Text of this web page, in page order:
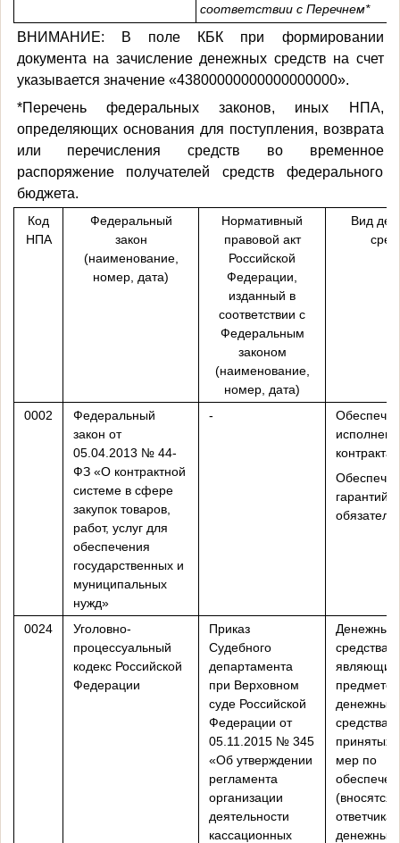
соответствии с Перечнем*
ВНИМАНИЕ: В поле КБК при формировании
документа на зачисление денежных средств на счет
указывается значение «43800000000000000000».
*Перечень федеральных законов, иных НПА,
определяющих основания для поступления, возврата
или перечисления средств во временное
распоряжение получателей средств федерального
бюджета.
Код
НПА
Федеральный
закон
(наименование,
номер, дата)
Нормативный
правовой акт
Российской
Федерации,
изданный в
соответствии с
Федеральным
законом
(наименование,
номер, дата)
Вид
0002
Федеральный
закон от
05.04.2013 № 44-
ФЗ «О контрактной
системе в сфере
закупок товаров,
работ, услуг для
обеспечения
государственных и
муниципальных
нужд»
-
контракта
0024
Уголовно-
процессуальный
кодекс Российской
Федерации
Приказ
Судебного
департамента
при Верховном
суде Российской
Федерации от
05.11.2015 № 345
«Об утверждении
регламента
организации
деятельности
кассационных
Денежные
средства,
денежные
средства
принятых
мер по
(вносятся
денежные